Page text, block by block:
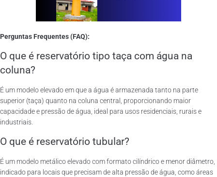
Perguntas Frequentes (FAQ):
O que é reservatório tipo taça com água na
coluna?
É um modelo elevado em que a água é armazenada tanto na parte
superior (taça) quanto na coluna central, proporcionando maior
capacidade e pressão de água, ideal para usos residenciais, rurais e
industriais.
O que é reservatório tubular?
É um modelo metálico elevado com formato cilíndrico e menor diâmetro,
indicado para locais que precisam de alta pressão de água, como áreas